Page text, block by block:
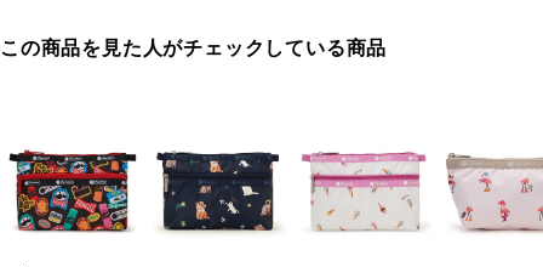
この商品を見た人がチェックしている商品